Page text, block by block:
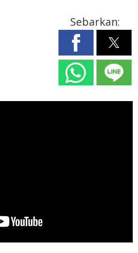
Sebarkan: